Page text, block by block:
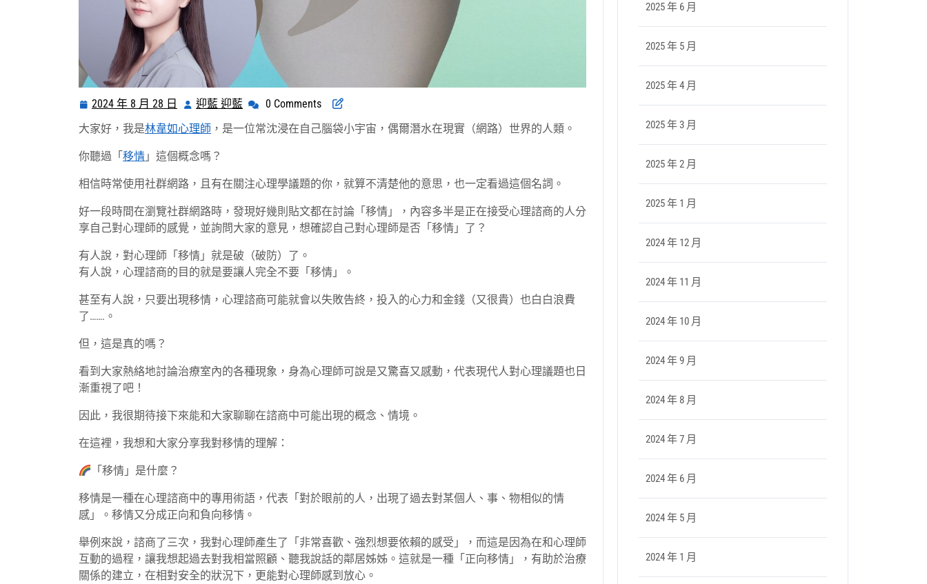
2024 年 8 月 28 日
2024
年
8
月
日
迎藍 迎藍 迎
藍
迎
0 Comments
大家好，我是林韋如心理師 ，是一位常沈浸在自己腦袋小宇宙，偶爾潛水在現實（網路）世界的人類。
你聽過「 移情 」這個概念嗎？
相信時常使用社群網路，且有在關注心理學議題的你，就算不清楚他的意思，也一定看過這個名詞。
好一段時間在瀏覽社群網路時，發現好幾則貼文都在討論「移情」，內容多半是正在接受心理諮商的人分
享自己對心理師的感覺，並詢問大家的意見，想確認自己對心理師是否「移情」了？
有人說，對心理師「移情」就是破（破防）了。
有人說，心理諮商的目的就是要讓人完全不要「移情」。
甚至有人說，只要出現移情，心理諮商可能就會以失敗告終，投入的心力和金錢（又很貴）也白白浪費
了…….。
但，這是真的嗎？
看到大家熱絡地討論治療室內的各種現象，身為心理師可說是又驚喜又感動，代表現代人對心理議題也日
漸重視了吧！
因此，我很期待接下來能和大家聊聊在諮商中可能出現的概念、情境。
在這裡，我想和大家分享我對移情的理解：
「移情」是什麼？
移情是一種在心理諮商中的專用術語，代表「對於眼前的人，出現了過去對某個人、事、物相似的情
感」。移情又分成正向和負向移情。
舉例來說，諮商了三次，我對心理師產生了「非常喜歡、強烈想要依賴的感受」，而這是因為在和心理師
互動的過程，讓我想起過去對我相當照顧、聽我說話的鄰居姊姊。這就是一種「正向移情」，有助於治療
關係的建立，在相對安全的狀況下，更能對心理師感到放心。
2025 年 6 月
2025 年 5 月
2025 年 4 月
2025 年 3 月
2025 年 2 月
2025 年 1 月
2024 年 12 月
2024 年 11 月
2024 年 10 月
2024 年 9 月
2024 年 8 月
2024 年 7 月
2024 年 6 月
2024 年 5 月
2024 年 1 月